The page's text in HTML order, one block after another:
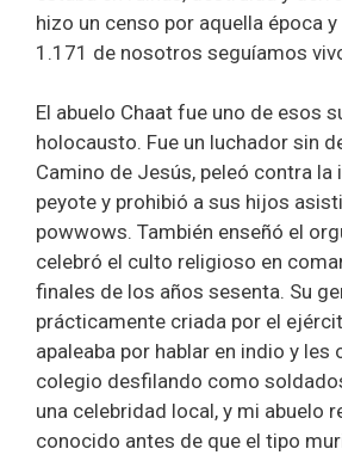
hizo un censo por aquella época
1.171 de nosotros seguíamos
El abuelo Chaat fue uno de esos
holocausto. Fue un luchador sin
Camino de Jesús, peleó contra la
peyote y prohibió a sus hijos
powwows. También enseñó el
celebró el culto religioso en
finales de los años sesenta. Su
prácticamente criada por el
apaleaba por hablar en indio y les
colegio desfilando como
una celebridad local, y mi abuelo
conocido antes de que el tipo